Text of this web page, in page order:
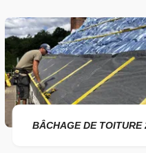
DE TOITURE 22